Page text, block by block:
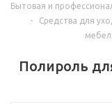
Бытовая и
-
Средства для
Полироль